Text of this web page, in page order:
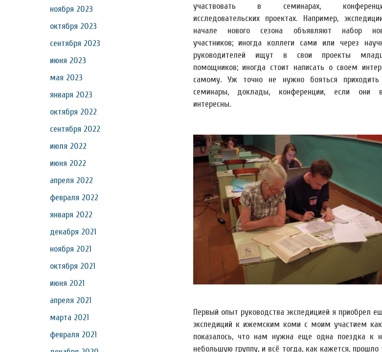
ноября 2023
октября 2023
сентября 2023
июня 2023
мая 2023
января 2023
октября 2022
сентября 2022
июля 2022
июня 2022
апреля 2022
февраля 2022
января 2022
декабря 2021
ноября 2021
октября 2021
июня 2021
апреля 2021
марта 2021
февраля 2021
участвовать в семинарах,
исследовательских проектах. Например,
начале нового сезона объявляют набор
участников; иногда коллеги сами или через
руководителей ищут в свои проекты
помощников; иногда стоит написать о своем
самому. Уж точно не нужно бояться
семинары, доклады, конференции, если они
интересны.
Первый опыт руководства экспедицией я приобрел
экспедиций к ижемским коми с моим участием
показалось, что нам нужна еще одна поездка к
небольшую группу, и всё тогда, как кажется,